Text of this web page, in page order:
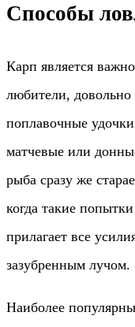
Способы
Карп является
любители, довольно
поплавочные
матчевые или
рыба сразу же
когда такие
прилагает все
зазубренным лучом.
Наиболее